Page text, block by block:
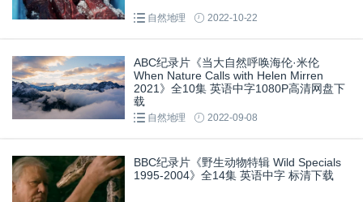
自然地理 2022-10-22
ABC纪录片《当大自然呼唤海伦·米伦
When Nature Calls with Helen Mirren
2021》全10集 英语中字1080P高清网盘下
载
自然地理 2022-09-08
BBC纪录片《野生动物特辑 Wild Specials
1995-2004》全14集 英语中字 标清下载